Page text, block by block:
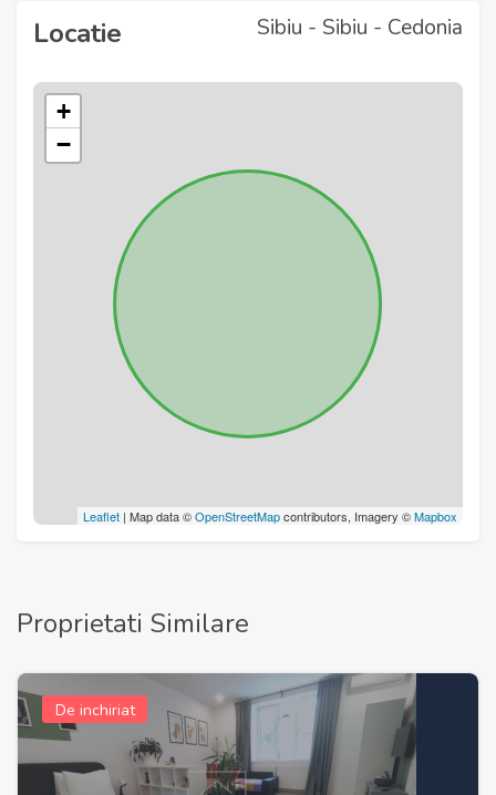
Locatie Sibiu - Sibiu - Cedonia
+
−
Leaflet | Map data ©OpenStreetMapcontributors, Imagery ©Mapbox
Proprietati Similare
De inchiriat